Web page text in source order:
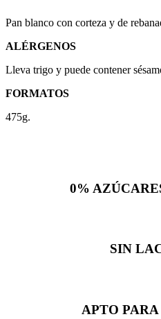
Pan blanco con corteza y de
ALÉRGENOS
Lleva trigo y puede contener
FORMATOS
475g.
0%
SIN
APTO PARA